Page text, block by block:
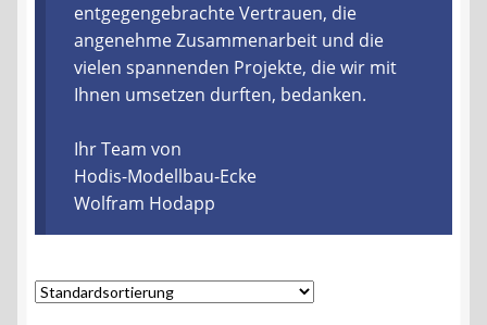
Öle- und Schmierstoff Verordnung
Vereine & Foren
Kontakt
entgegengebrachte Vertrauen, die
angenehme Zusammenarbeit und die
vielen spannenden Projekte, die wir mit
Ihnen umsetzen durften, bedanken.
Ihr Team von
Hodis-Modellbau-Ecke
Wolfram Hodapp